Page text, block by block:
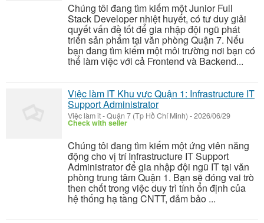
Chúng tôi đang tìm kiếm một Junior Full
Stack Developer nhiệt huyết, có tư duy giải
quyết vấn đề tốt để gia nhập đội ngũ phát
triển sản phẩm tại văn phòng Quận 7. Nếu
bạn đang tìm kiếm một môi trường nơi bạn có
thể làm việc với cả Frontend và Backend...
Việc làm IT Khu vực Quận 1: Infrastructure IT
Support Administrator
Việc làm it-Quận 7 (Tp Hồ Chí Minh) -2026/06/29
Check with seller
Chúng tôi đang tìm kiếm một ứng viên năng
động cho vị trí Infrastructure IT Support
Administrator để gia nhập đội ngũ IT tại văn
phòng trung tâm Quận 1. Bạn sẽ đóng vai trò
then chốt trong việc duy trì tính ổn định của
hệ thống hạ tầng CNTT, đảm bảo ...